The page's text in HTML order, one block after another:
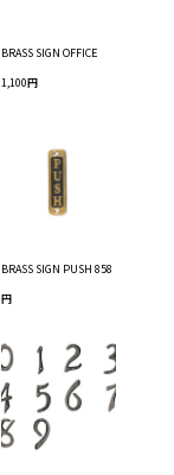
BRASS SIGN OFFICE
1,100円
BRASS SIGN PUSH 858
円